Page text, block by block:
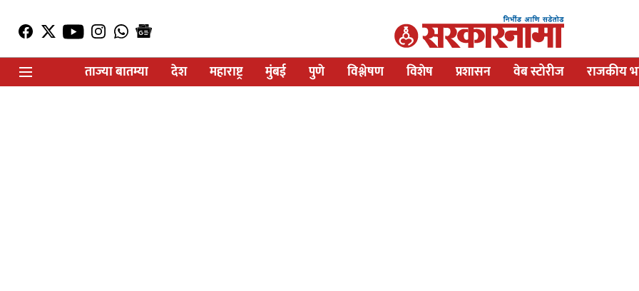
ताज्या बातम्या देश महाराष्ट्र मुंबई पुणे विश्लेषण विशेष प्रशासन वेब स्टोरीज राजकीय